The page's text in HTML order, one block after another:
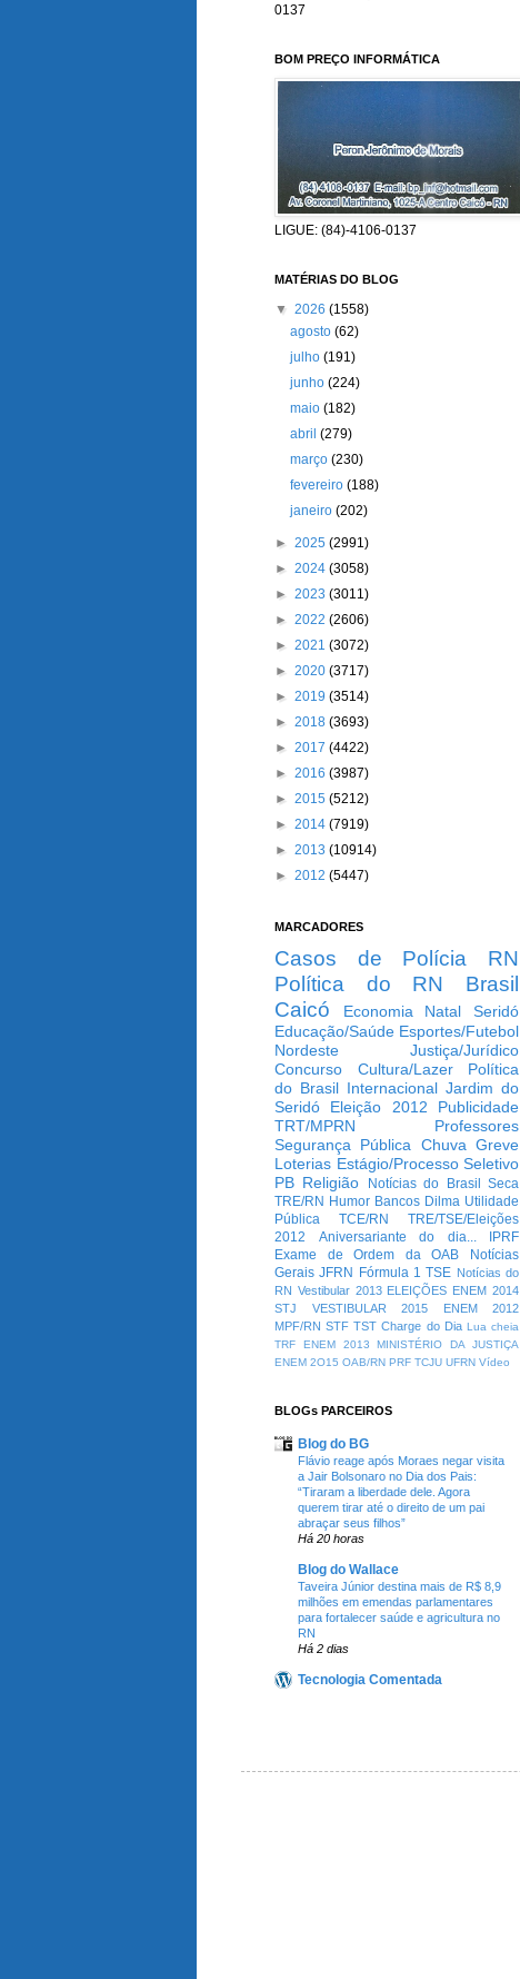
0137
BOM PREÇO INFORMÁTICA
LIGUE: (84)-4106-0137
MATÉRIAS DO BLOG
▼ 2026 (1558)
agosto(62)
julho(191)
junho(224)
maio(182)
abril(279)
março(230)
fevereiro(188)
janeiro(202)
► 2025 (2991)
► 2024 (3058)
► 2023 (3011)
► 2022 (2606)
► 2021 (3072)
► 2020 (3717)
► 2019 (3514)
► 2018 (3693)
► 2017 (4422)
► 2016 (3987)
► 2015 (5212)
► 2014 (7919)
► 2013 (10914)
► 2012 (5447)
MARCADORES
Casos de Polícia
RN
Política do RN
Brasil
Caicó
Economia Natal
Seridó
Educação/Saúde Esportes/Futebol
Nordeste
Justiça/Jurídico
Concurso
Cultura/Lazer
Política
do Brasil Internacional Jardim do
Seridó
Eleição 2012
Publicidade
TRT/MPRN
Professores
Segurança Pública Chuva Greve
Loterias Estágio/Processo Seletivo
PB Religião Notícias do Brasil
Seca
TRE/RN Humor Bancos Dilma Utilidade
Pública
TCE/RN
TRE/TSE/Eleições
2012
Aniversariante do dia...
IPRF
Exame de Ordem da OAB
Notícias
Gerais JFRN Fórmula 1 TSE Notícias do
RN Vestibular 2013 ELEIÇÕES ENEM 2014
STJ
VESTIBULAR 2015
ENEM 2012
MPF/RN STF TST Charge do Dia Lua cheia
TRF
ENEM 2013
MINISTÉRIO DA JUSTIÇA
ENEM 2O15 OAB/RN PRF TCJU UFRN Vídeo
BLOGs PARCEIROS
Blog do BG
Flávio reage após Moraes negar visita
a Jair Bolsonaro no Dia dos Pais:
“Tiraram a liberdade dele. Agora
querem tirar até o direito de um pai
abraçar seus filhos”
Há 20 horas
Blog do Wallace
Taveira Júnior destina mais de R$ 8,9
milhões em emendas parlamentares
para fortalecer saúde e agricultura no
RN
Há 2 dias
Tecnologia Comentada